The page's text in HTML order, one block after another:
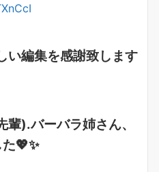
い編集を感謝致します
).バーバラ姉さん、
💖✨